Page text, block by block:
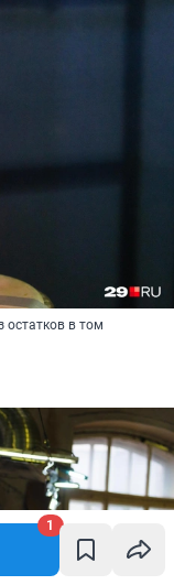
1
остатков в том